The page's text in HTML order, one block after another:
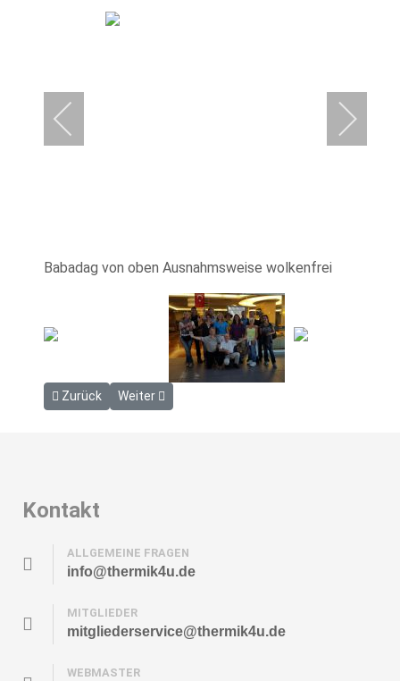
Babadag von oben Ausnahmsweise wolkenfrei
Vorheriger Beitrag: 2015 Greifenburg
Zurück Nächster Beitrag: 2015 Piedrahita
Weiter
Kontakt
ALLGEMEINE FRAGEN
info@thermik4u.de
MITGLIEDER
mitgliederservice@thermik4u.de
WEBMASTER